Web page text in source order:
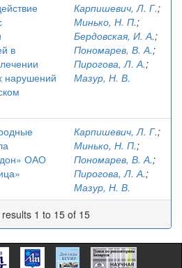
в
нарушений
Карпишевич, Л. Г.;
Минько, Н. П.;
Бердовская, И. А.;
Пономарев, В. А.;
Пирогова, Л. А.;
Мазур, Н. В.
ОАО
Карпишевич, Л. Г.;
Минько, Н. П.;
Пономарев, В. А.;
Пирогова, Л. А.;
Мазур, Н. В.
1 to 15 of 15